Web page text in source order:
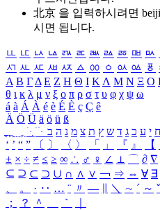
北京 을 입력하시려면
시면 됩니다.
ㅥ ㅦ ㅧ ㅨ ㅩ ㅪ ㅫ ㅬ ㅭ ㅮ ㅯ
ㅺ ㅻ ㅼ ㅽ ㅾ ㅿ ㆀ ㆁ ㆂ ㆃ ㆄ
Α Β ΓΔ Ε Ζ Η Θ Ι ΚΛ Μ Ν Ξ Ο
θ ι κ λ μ ν ξ ο π ρ σ τ υ φ χ ψ ω
á à Á À é è É È ç Ç ê
Ä Ö Ü ä ö ü ß
ִֶֹ ֻּ ׁׂ ח י ע כ ג ד ש ץ ת צ מ נ ה ב
‘ ’ “ ” 〔 〕 〈 〉 「 」 『 』 【
± × ÷ ≠ ≤ ≥ ∞ ∴ ♂ ♀ ∠ ⊥ ⌒ ∂ ∇
⊆ ⊇ ⊂ ⊃ ∪ ∩ ∧ ∨ ￢ ⇒ ⇔ ∀ ∃
、
。 · ‥ … ¨ 〃 ― ＼ ∼ ´ ～ ˇ
；
？ ＾ ｀